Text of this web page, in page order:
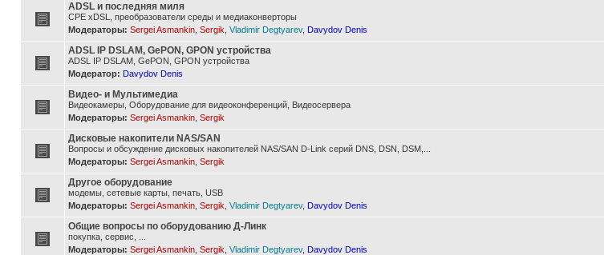
ADSL и последняя миля
CPE xDSL, преобразователи среды и медиаконверторы
Модераторы: Sergei Asmankin Sergik Vladimir Degtyarev, Davydov Denis
ADSL IP DSLAM, GePON, GPON устройства
ADSL IP DSLAM, GePON, GPON устройства
Модератор: Davydov Denis
Видео- и Мультимедиа
Видеокамеры, Оборудование для видеоконференций, Видеосервера
Модераторы: Sergei Asmankin Sergik
Дисковые накопители NAS/SAN
Вопросы и обсуждение дисковых накопителей NAS/SAN D-Link серий DNS, DSN, DSM,...
Модераторы: Sergei Asmankin Sergik
Другое оборудование
модемы, сетевые карты, печать, USB
Модераторы: Sergei Asmankin Sergik Vladimir Degtyarev, Davydov Denis
Общие вопросы по оборудованию Д-Линк
покупка, сервис, ...
Модераторы: Sergei Asmankin Sergik Vladimir Degtyarev, Davydov Denis